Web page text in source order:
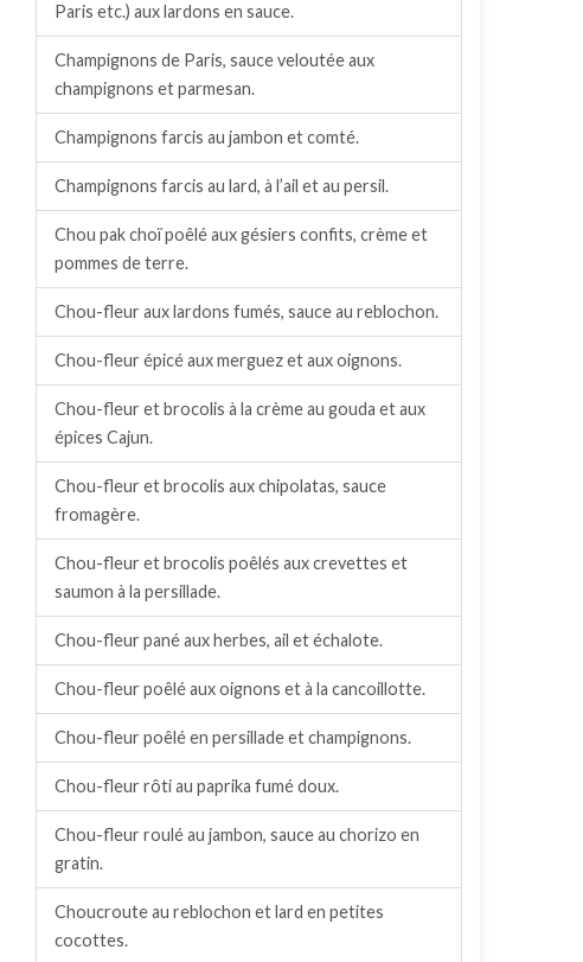
Paris etc.) aux lardons en sauce.
Champignons de Paris, sauce veloutée aux
champignons et parmesan.
Champignons farcis au jambon et comté.
Champignons farcis au lard, à l’ail et au persil.
Chou pak choï poêlé aux gésiers confits, crème et
pommes de terre.
Chou-fleur aux lardons fumés, sauce au reblochon.
Chou-fleur épicé aux merguez et aux oignons.
Chou-fleur et brocolis à la crème au gouda et aux
épices Cajun.
Chou-fleur et brocolis aux chipolatas, sauce
fromagère.
Chou-fleur et brocolis poêlés aux crevettes et
saumon à la persillade.
Chou-fleur pané aux herbes, ail et échalote.
Chou-fleur poêlé aux oignons et à la cancoillotte.
Chou-fleur poêlé en persillade et champignons.
Chou-fleur rôti au paprika fumé doux.
Chou-fleur roulé au jambon, sauce au chorizo en
gratin.
Choucroute au reblochon et lard en petites
cocottes.